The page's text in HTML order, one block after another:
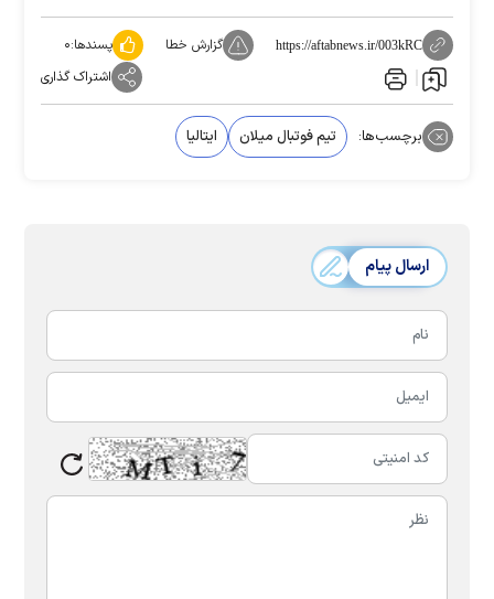
https://aftabnews.ir/003kRC گزارش خطا پسندها:۰
اشتراک گذاری
برچسب‌ها: تیم فوتبال میلان ایتالیا
ارسال پیام